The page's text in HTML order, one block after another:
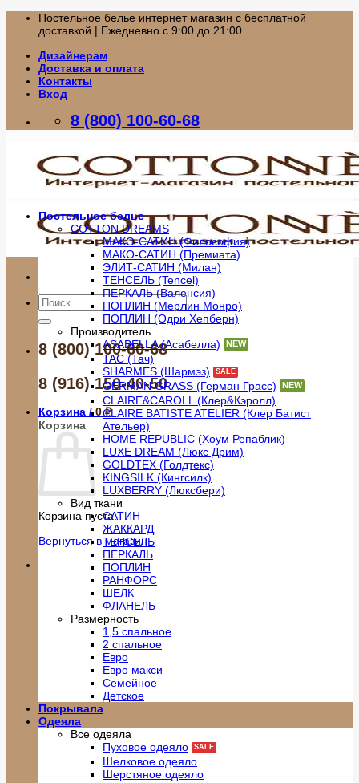
Skip
Постельное белье интернет магазин с бесплатной
доставкой | Ежедневно с 9:00 до 21:00
Дизайнерам
Доставка и оплата
Контакты
Вход
8 (800) 100-60-68
Искать:
8 (800) 100-60-68
8 (916) 150-40-50
Корзина /0₽
Корзина
Корзина пуста.
Вернуться в магазин
Постельное белье
COTTON DREAMS
МАКО-САТИН (Философия)
МАКО-САТИН (Премиата)
ЭЛИТ-САТИН (Милан)
ТЕНСЕЛЬ (Tencel)
ПЕРКАЛЬ (Валенсия)
ПОПЛИН (Мерлин Монро)
ПОПЛИН (Одри Хепберн)
Производитель
ASABELLA (Асабелла)
TAC (Тач)
SHARMES (Шармэз)
GERMAN GRASS (Герман Грасс)
CLAIRE&CAROLL (Клер&Кэролл)
CLAIRE BATISTE ATELIER (Клер Батист
Ательер)
HOME REPUBLIC (Хоум Репаблик)
LUXE DREAM (Люкс Дрим)
GOLDTEX (Голдтекс)
KINGSILK (Кингсилк)
LUXBERRY (Люксбери)
Вид ткани
САТИН
ЖАККАРД
ТЕНСЕЛЬ
ПЕРКАЛЬ
ПОПЛИН
РАНФОРС
ШЕЛК
ФЛАНЕЛЬ
Размерность
1,5 спальное
2 спальное
Евро
Евро макси
Семейное
Детское
Покрывала
Одеяла
Все одеяла
Пуховое одеяло
Шелковое одеяло
Шерстяное одеяло